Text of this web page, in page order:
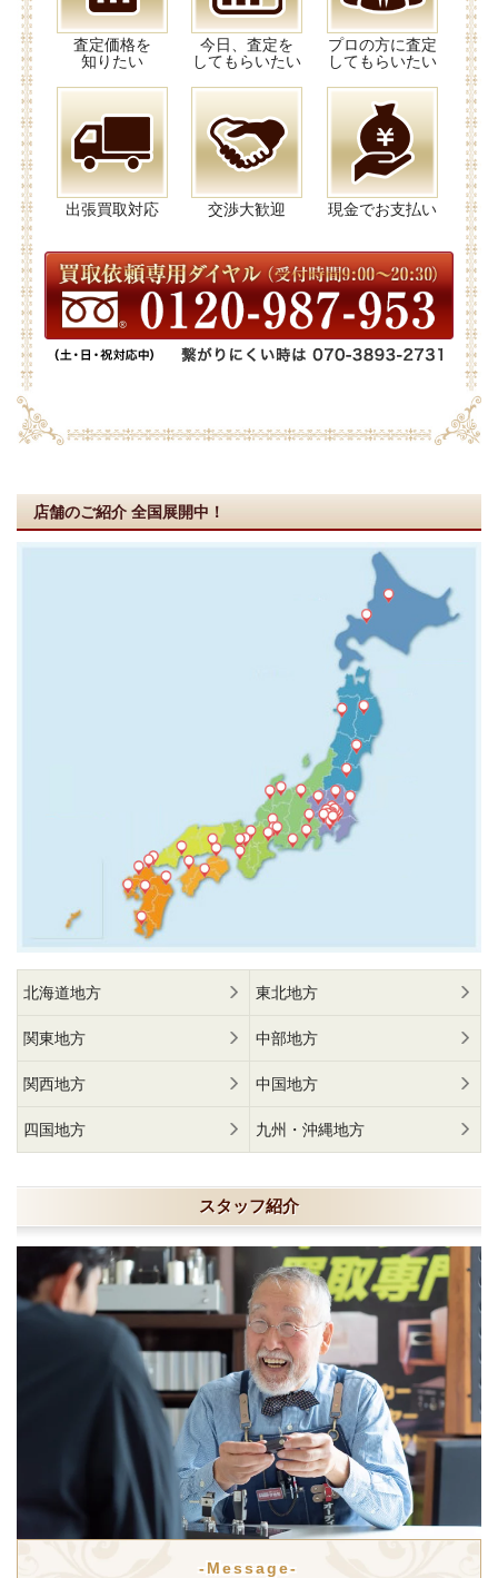
査定価格を
知りたい
今日、査定を
してもらいたい
プロの方に査定
してもらいたい
出張買取対応 交渉大歓迎 現金でお支払い
店舗のご紹介 全国展開中！
北海道地方 東北地方
関東地方 中部地方
関西地方 中国地方
四国地方 九州・沖縄地方
スタッフ紹介
-Message-